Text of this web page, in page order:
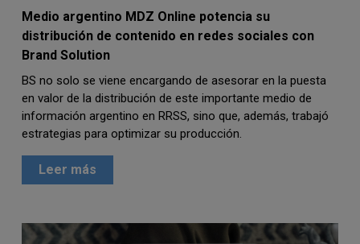
Medio argentino MDZ Online potencia su
distribución de contenido en redes sociales con
Brand Solution
BS no solo se viene encargando de asesorar en la puesta
en valor de la distribución de este importante medio de
información argentino en RRSS, sino que, además, trabajó
estrategias para optimizar su producción.
Leer más